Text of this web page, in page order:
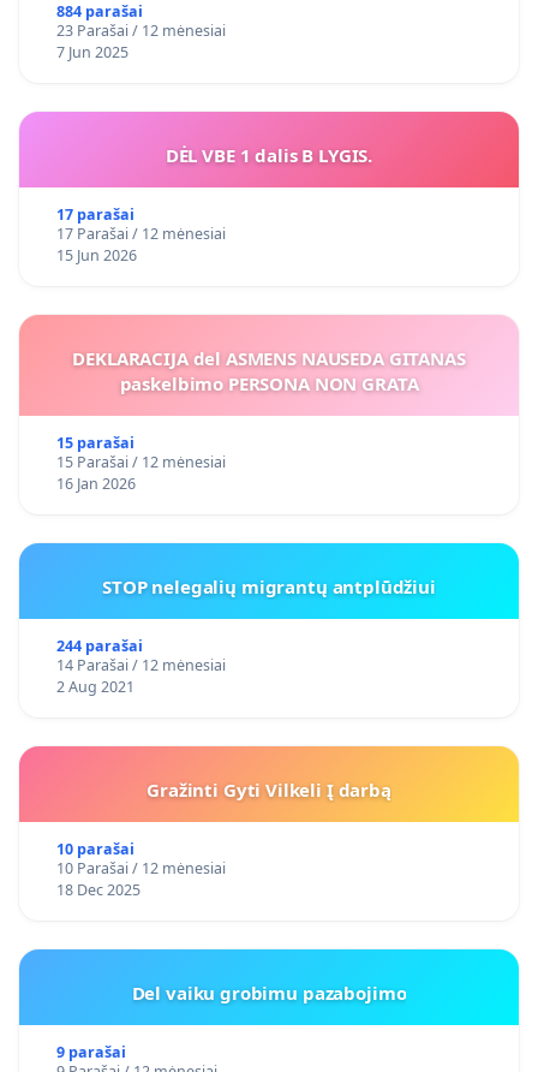
884 parašai
23 Parašai / 12 mėnesiai
7 Jun 2025
DĖL VBE 1 dalis B LYGIS.
17 parašai
17 Parašai / 12 mėnesiai
15 Jun 2026
DEKLARACIJA del ASMENS NAUSEDA GITANAS
paskelbimo PERSONA NON GRATA
15 parašai
15 Parašai / 12 mėnesiai
16 Jan 2026
STOP nelegalių migrantų antplūdžiui
244 parašai
14 Parašai / 12 mėnesiai
2 Aug 2021
Gražinti Gyti Vilkeli Į darbą
10 parašai
10 Parašai / 12 mėnesiai
18 Dec 2025
Del vaiku grobimu pazabojimo
9 parašai